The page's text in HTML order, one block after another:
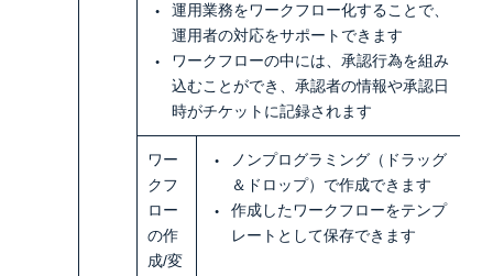
運用業務をワークフロー化することで、
運用者の対応をサポートできます
ワークフローの中には、承認行為を組み
込むことができ、承認者の情報や承認日
時がチケットに記録されます
ワー
クフ
ロー
の作
成/変
ノンプログラミング（ドラッグ
＆ドロップ）で作成できます
作成したワークフローをテンプ
レートとして保存できます